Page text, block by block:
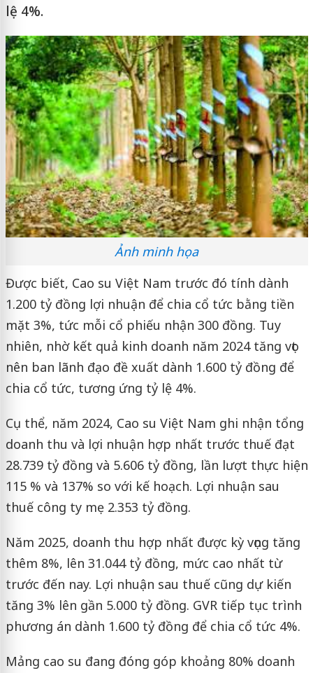
lệ 4%.
Ảnh minh họa
Được biết, Cao su Việt Nam trước đó tính dành
1.200 tỷ đồng lợi nhuận để chia cổ tức bằng tiền
mặt 3%, tức mỗi cổ phiếu nhận 300 đồng. Tuy
nhiên, nhờ kết quả kinh doanh năm 2024 tăng vọt
nên ban lãnh đạo đề xuất dành 1.600 tỷ đồng để
chia cổ tức, tương ứng tỷ lệ 4%.
Cụ thể, năm 2024, Cao su Việt Nam ghi nhận tổng
doanh thu và lợi nhuận hợp nhất trước thuế đạt
28.739 tỷ đồng và 5.606 tỷ đồng, lần lượt thực hiện
115 % và 137% so với kế hoạch. Lợi nhuận sau
thuế công ty mẹ 2.353 tỷ đồng.
Năm 2025, doanh thu hợp nhất được kỳ vọng tăng
thêm 8%, lên 31.044 tỷ đồng, mức cao nhất từ
trước đến nay. Lợi nhuận sau thuế cũng dự kiến
tăng 3% lên gần 5.000 tỷ đồng. GVR tiếp tục trình
phương án dành 1.600 tỷ đồng để chia cổ tức 4%.
Mảng cao su đang đóng góp khoảng 80% doanh